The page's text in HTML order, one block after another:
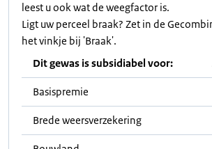
leest u ook wat de weegfactor is.
Ligt uw perceel braak? Zet in de
het vinkje bij 'Braak'.
Dit gewas is subsidiabel voor:
Basispremie
Brede weersverzekering